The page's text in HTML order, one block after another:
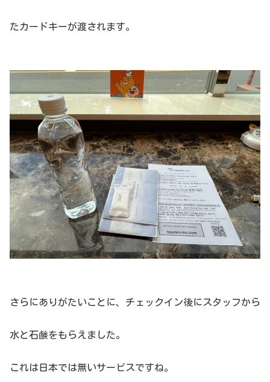
たカードキーが渡されます。
さらにありがたいことに、チェックイン後にスタッフから
水と石鹸をもらえました。
これは日本では無いサービスですね。